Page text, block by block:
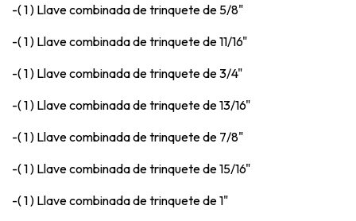
-( 1 ) Llave combinada de trinquete de 5/8"
-( 1 ) Llave combinada de trinquete de 11/16"
-( 1 ) Llave combinada de trinquete de 3/4"
-( 1 ) Llave combinada de trinquete de 13/16"
-( 1 ) Llave combinada de trinquete de 7/8"
-( 1 ) Llave combinada de trinquete de 15/16"
-( 1 ) Llave combinada de trinquete de 1"